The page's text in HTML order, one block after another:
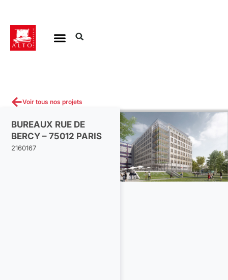
contenu
Voir tous nos projets
BUREAUX RUE DE
BERCY – 75012 PARIS
2160167